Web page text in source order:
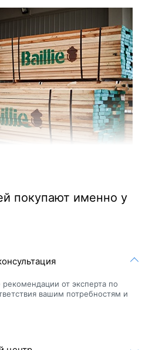
сауны, импортируется из-за
сорта, которая проходит
линиям и т. д.
покупают именно у
от эксперта по
вашим потребностям и